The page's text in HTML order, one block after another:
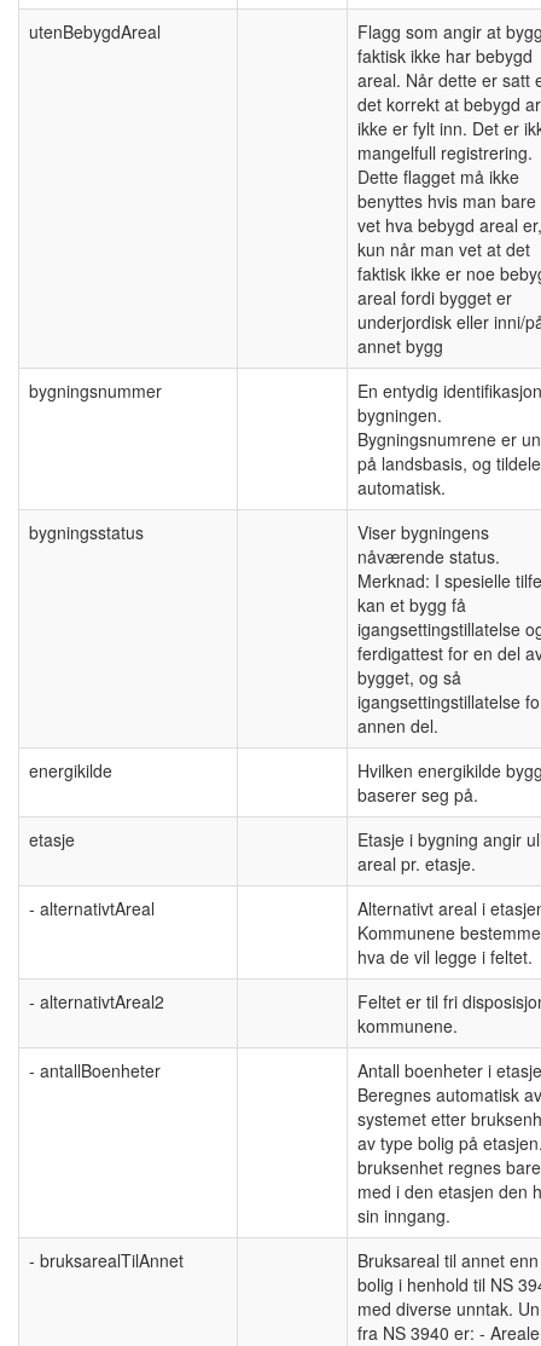
utenBebygdAreal
Flagg som angir at
faktisk ikke har bebygd
areal. Når dette er satt
det korrekt at bebygd
ikke er fylt inn. Det er
mangelfull registrering.
Dette flagget må ikke
benyttes hvis man bare
vet hva bebygd areal er,
kun når man vet at det
faktisk ikke er noe
areal fordi bygget er
underjordisk eller inni/
annet bygg
bygningsnummer
En entydig
bygningen.
Bygningsnumrene er
på landsbasis, og
automatisk.
bygningsstatus
Viser bygningens
nåværende status.
Merknad: I spesielle
kan et bygg få
igangsettingstillatelse
ferdigattest for en del
bygget, og så
igangsettingstillatelse
annen del.
energikilde
Hvilken energikilde
baserer seg på.
etasje
Etasje i bygning angir
areal pr. etasje.
- alternativtAreal
Alternativt areal i
Kommunene
hva de vil legge i feltet.
- alternativtAreal2
Feltet er til fri
kommunene.
- antallBoenheter
Antall boenheter i
Beregnes automatisk av
systemet etter
av type bolig på
bruksenhet regnes bare
med i den etasjen den
sin inngang.
- bruksarealTilAnnet
Bruksareal til annet enn
bolig i henhold til NS
med diverse unntak.
fra NS 3940 er: -